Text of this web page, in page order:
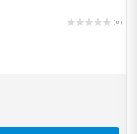
( 0 )